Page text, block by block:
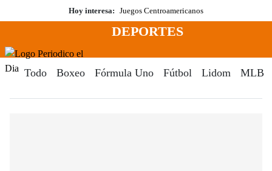
al
Hoy interesa: Juegos Centroamericanos
Menú
DEPORTES
Todo Boxeo Fórmula Uno Fútbol Lidom MLB